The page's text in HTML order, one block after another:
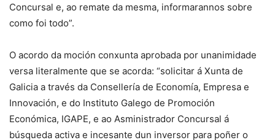
Concursal e, ao remate da mesma, informarannos sobre
como foi todo”.
O acordo da moción conxunta aprobada por unanimidade
versa literalmente que se acorda: “solicitar á Xunta de
Galicia a través da Consellería de Economía, Empresa e
Innovación, e do Instituto Galego de Promoción
Económica, IGAPE, e ao Asministrador Concursal á
búsqueda activa e incesante dun inversor para poñer o